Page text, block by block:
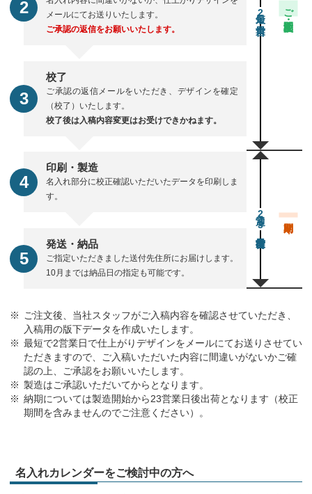
メールにてお送りいたします。
ご承認の返信をお願いいたします。
校了
ご承認の返信メールをいただき、デザインを確定
（校了）いたします。
校了後は入稿内容変更はお受けできかねます。
2 ご注文・校正期間
印刷・製造
名入れ部分に校正確認いただいたデータを印刷しま
す。
発送・納品
ご指定いただきました送付先住所にお届けします。
10月までは納品日の指定も可能です。
通常23営業日後出荷
ご注文後、当社スタッフがご入稿内容を確認させていただき、
入稿用の版下データを作成いたします。
最短で2営業日で仕上がりデザインをメールにてお送りさせてい
ただきますので、ご入稿いただいた内容に間違いがないかご確
認の上、ご承認をお願いいたします。
製造はご承認いただいてからとなります。
納期については製造開始から23営業日後出荷となります（校正
期間を含みませんのでご注意ください）。
名入れカレンダーをご検討中の方へ